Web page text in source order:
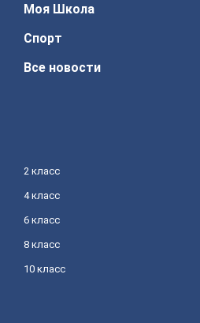
Моя Школа
Спорт
Все новости
2 класс
4 класс
6 класс
8 класс
10 класс